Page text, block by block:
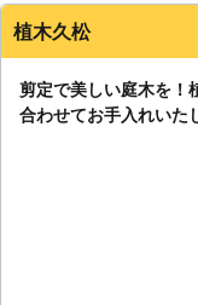
植木久松
剪定で美しい庭木を！
合わせてお手入れいた